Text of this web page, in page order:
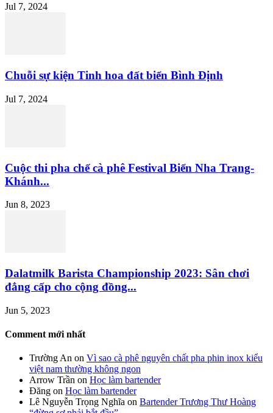
Jul 7, 2024
Chuỗi sự kiện Tinh hoa đất biển Bình Định
Jul 7, 2024
Cuộc thi pha chế cà phê Festival Biển Nha Trang-
Khánh...
Jun 8, 2023
Dalatmilk Barista Championship 2023: Sân chơi
đẳng cấp cho cộng đồng...
Jun 5, 2023
Comment mới nhất
Trường An on Vì sao cà phê nguyên chất pha phin inox kiểu
việt nam thường không ngon
Arrow Trần on Học làm bartender
Đăng on Học làm bartender
Lê Nguyễn Trọng Nghĩa on Bartender Trương Thư Hoàng